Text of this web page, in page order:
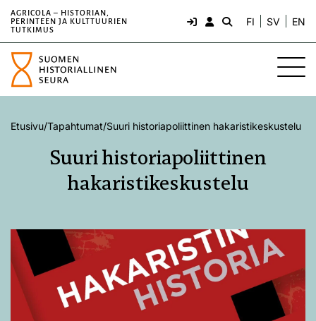
AGRICOLA – HISTORIAN,
PERINTEEN JA KULTTUURIEN
TUTKIMUS
FI SV EN
Etusivu/Tapahtumat/Suuri historiapoliittinen hakaristikeskustelu
Suuri historiapoliittinen
hakaristikeskustelu